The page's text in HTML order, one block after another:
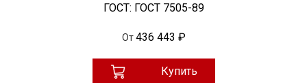
ГОСТ: ГОСТ 7505-89
От 436 443 ₽
Купить